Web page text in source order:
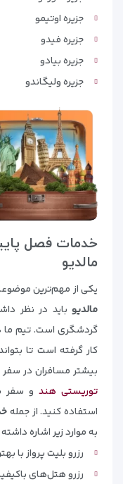
جزیره اوتیمو
جزیره فیدو
جزیره بیادو
جزیره ولیگاندو
خدمات فصل
مالدیو
یکی از مهم‌ترین
مالدیو باید در نظر
گردشگری است. تیم ما
کار گرفته است تا
بیشتر مسافران در
توریستی هندو سفر
استفاده کنید. از جمله
به موارد زیر اشاره
رزرو بلیت پرواز با
رزرو هتل‌های باکیفیت 4 یا 5 ستاره همراه با منوی